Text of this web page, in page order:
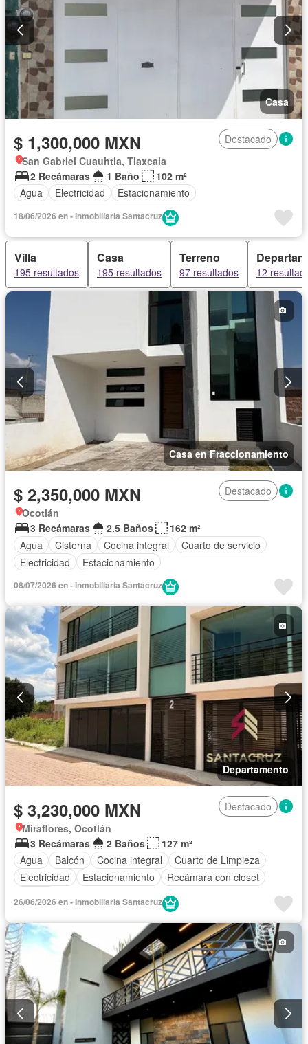
Casa
$ 1,300,000 MXN
Destacado
San Gabriel Cuauhtla, Tlaxcala
2 Recámaras
1 Baño
102 m²
Agua
Electricidad Estacionamiento
18/06/2026 en - Inmobiliaria Santacruz
Villa
195 resultados
Casa
195 resultados
Terreno
97 resultados 12
Casa en Fraccionamiento
$ 2,350,000 MXN
Destacado
Ocotlán
3 Recámaras
2.5 Baños
162 m²
Agua
Cisterna Cocina integral
Cuarto de servicio
Electricidad
Estacionamiento
08/07/2026 en - Inmobiliaria Santacruz
Departamento
$ 3,230,000 MXN
Destacado
Miraflores, Ocotlán
3 Recámaras
2 Baños
127 m²
Agua
Balcón Cocina integral
Cuarto de Limpieza
Electricidad
Estacionamiento
Recámara con closet
26/06/2026 en - Inmobiliaria Santacruz